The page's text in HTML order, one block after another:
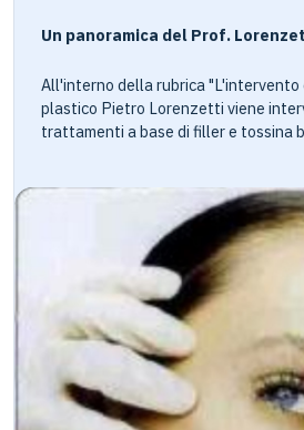
Un panoramica del Prof.
All'interno della rubrica "L'intervento
plastico Pietro Lorenzetti viene
trattamenti a base di filler e tossina
botulino, che si può effettuare anche
nessuna controindicazione. Solo nei
presentarsi qualche piccola
iniezioni, il paziente è tenuto a non
immediatamente al sole. Vanno poi sfatate alcune false
credenze sui filler e la tossina
secondo cui creano dipendenza nei
ricorvervi più volte. Secondo il
riassorbimento nei 7-10 mesi